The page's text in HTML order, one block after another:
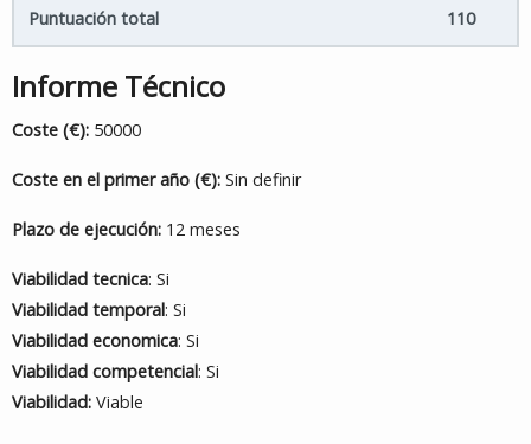
Puntuación total 110
Informe Técnico
Coste (€): 50000
Coste en el primer año (€): Sin definir
Plazo de ejecución: 12 meses
Viabilidad tecnica: Si
Viabilidad temporal: Si
Viabilidad economica: Si
Viabilidad competencial: Si
Viabilidad: Viable